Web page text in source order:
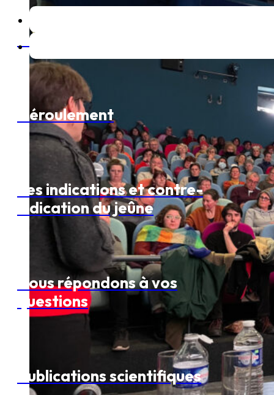
Besoin de comprendre
Déroulement
Les indications et contre-
indication du jeûne
Nous répondons à vos
questions
Publications scientifiques